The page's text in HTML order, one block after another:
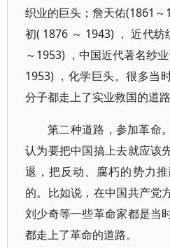
织业的巨头；詹天佑(1861
初( 1876 ～ 1943) ， 近代
～1953) ，中国近代著名纱
1953) ，化学巨头。很多当
分子都走上了实业救国的道路
第二种道路，参加革命
认为要把中国搞上去就应该
退，把反动、腐朽的势力
的。比如说，在中国共产党
刘少奇等一些革命家都是当
都走上了革命的道路。